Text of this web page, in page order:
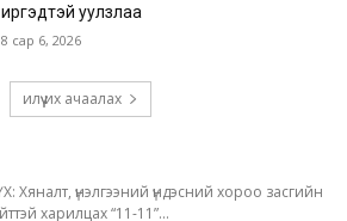
иргэдтэй уулзлаа
8 сар 6, 2026
илүү их ачаалах